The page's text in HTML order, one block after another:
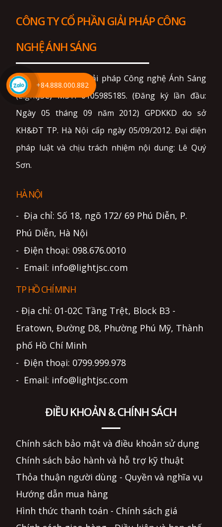
CÔNG TY CỔ PHẦN GIẢI PHÁP CÔNG
NGHỆ ÁNH SÁNG
Công ty Cổ phần Giải pháp Công nghệ Ánh Sáng
(LightJSC) MST: 0105985185. (Đăng ký lần đầu:
Ngày 05 tháng 09 năm 2012) GPDKKD do sở
KH&ĐT TP. Hà Nội cấp ngày 05/09/2012. Đại diện
pháp luật và chịu trách nhiệm nội dung: Lê Quý
Sơn.
HÀ NỘI
- Địa chỉ: Số 18, ngõ 172/ 69 Phú Diễn, P.
Phú Diễn, Hà Nội
- Điện thoại: 098.676.0010
- Email: info@lightjsc.com
TP HỒ CHÍ MINH
- Địa chỉ: 01-02C Tầng Trệt, Block B3 -
Eratown, Đường D8, Phường Phú Mỹ, Thành
phố Hồ Chí Minh
- Điện thoại: 0799.999.978
- Email: info@lightjsc.com
ĐIỀU KHOẢN & CHÍNH SÁCH
Chính sách bảo mật và điều khoản sử dụng
Chính sách bảo hành và hỗ trợ kỹ thuật
Thỏa thuận người dùng - Quyền và nghĩa vụ
Hướng dẫn mua hàng
Hình thức thanh toán - Chính sách giá
+84.888.000.882